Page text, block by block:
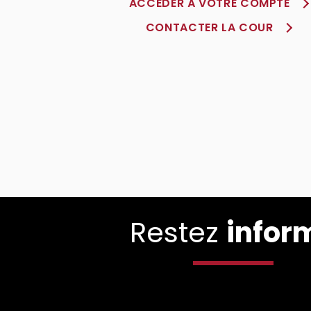
CONTACTER LA COUR
Restez